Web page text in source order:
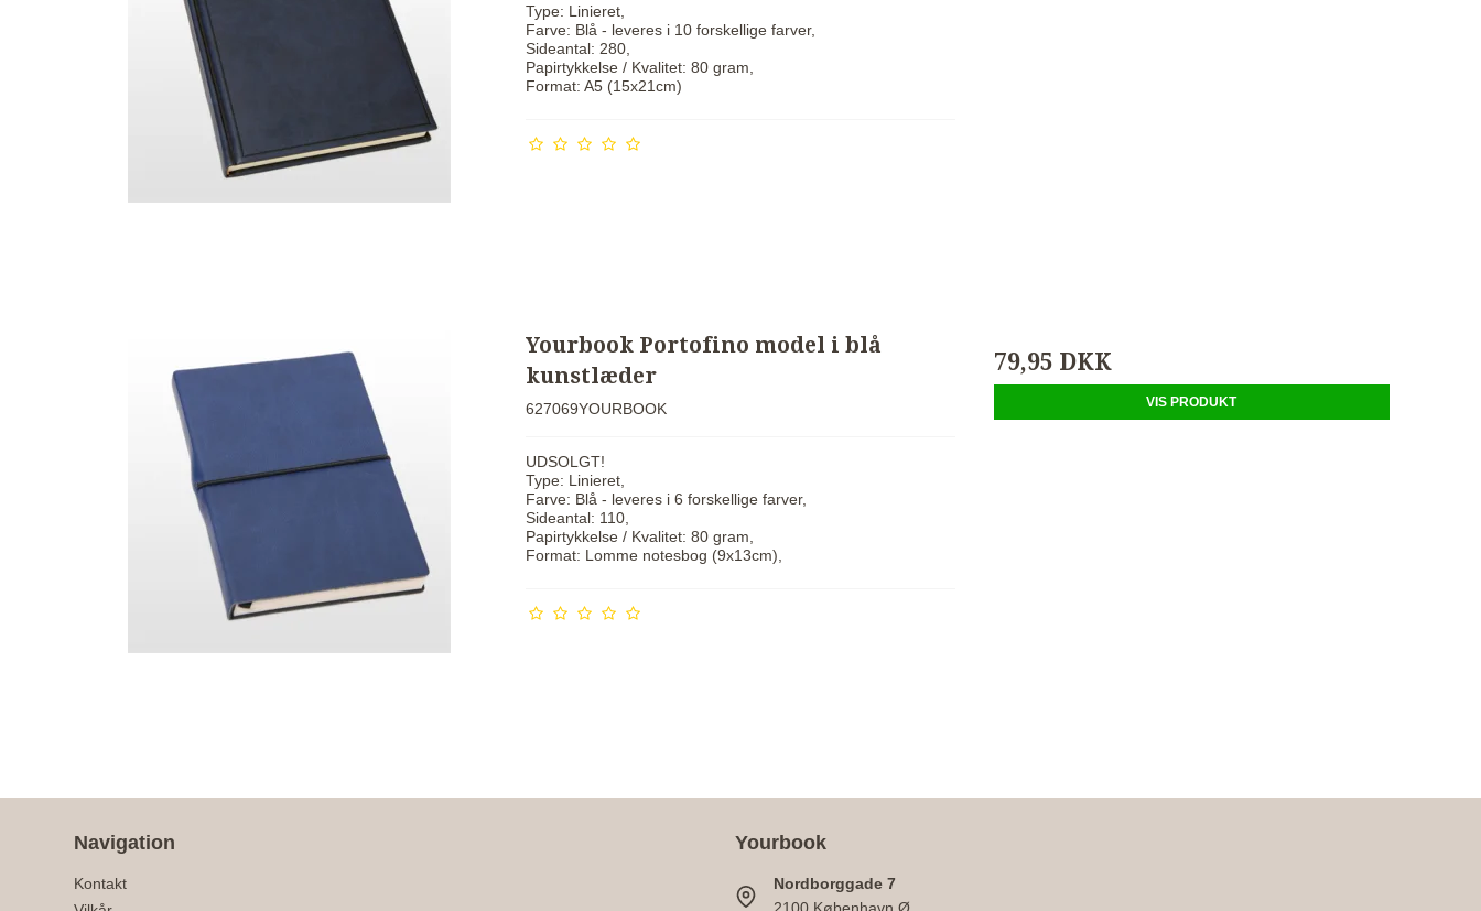
Type: Linieret,
Farve: Blå - leveres i 10 forskellige farver,
Sideantal: 280,
Papirtykkelse / Kvalitet: 80 gram,
Format: A5 (15x21cm)
Yourbook Portofino model i blå
kunstlæder
627069YOURBOOK
UDSOLGT!
Type: Linieret,
Farve: Blå - leveres i 6 forskellige farver,
Sideantal: 110,
Papirtykkelse / Kvalitet: 80 gram,
Format: Lomme notesbog (9x13cm),
79,95 DKK
VIS PRODUKT
Navigation
Kontakt
Yourbook
Nordborggade 7